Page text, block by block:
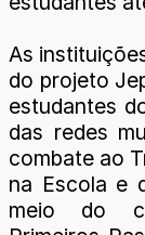
As
do projeto
estudantes
das redes
combate ao
na Escola e
meio do